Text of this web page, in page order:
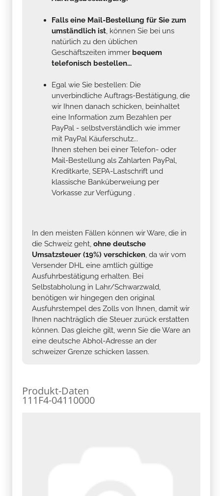
Falls eine Mail-Bestellung für Sie zum
umständlich ist, können Sie bei uns
natürlich zu den üblichen
Geschäftszeiten immer bequem
telefonisch bestellen...
Egal wie Sie bestellen: Die
unverbindliche Auftrags-Bestätigung, die
wir Ihnen danach schicken, beinhaltet
eine Information zum Bezahlen per
PayPal - selbstverständlich wie immer
mit PayPal Käuferschutz...
Ihnen stehen bei einer Telefon- oder
Mail-Bestellung als Zahlarten PayPal,
Kreditkarte, SEPA-Lastschrift und
klassische Banküberweiung per
Vorkasse zur Verfügung .
In den meisten Fällen können wir Ware, die in
die Schweiz geht, ohne deutsche
Umsatzsteuer (19%) verschicken, da wir vom
Versender DHL eine amtlich gültige
Ausfuhrbestätigung erhalten. Bei
Selbstabholung in Lahr/Schwarzwald,
benötigen wir hingegen den original
Ausfuhrstempel des Zolls von Ihnen, damit wir
Ihnen nachträglich die Steuer zurück erstatten
können. Das gleiche gilt, wenn Sie die Ware an
eine deutsche Abhol-Adresse an der
schweizer Grenze schicken lassen.
Produkt-Daten
111F4-04110000